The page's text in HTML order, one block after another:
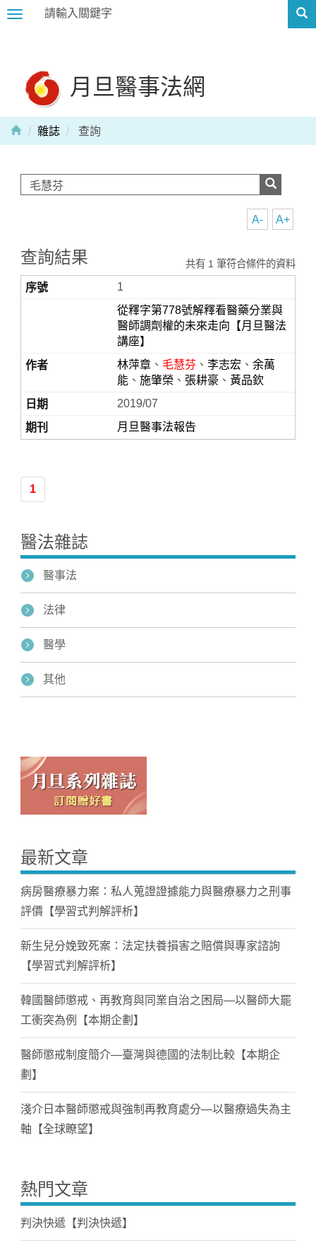
Toggle
月旦醫事法網
Home
雜誌 查詢
A+
A-
查詢結果 共有 1 筆符合條件的資料
1
從釋字第778號解釋看醫藥分業與
醫師調劑權的未來走向【月旦醫法
講座】
林萍章、 毛慧芬、 李志宏 、 余萬
能 、 施肇榮 、 張耕豪 、 黃品欽
2019/07
月旦醫事法報告
1
醫法雜誌
醫事法
法律
醫學
其他
最新文章
病房醫療暴力案：私人蒐證證據能力與醫療暴力之刑事
評價【學習式判解評析】
新生兒分娩致死案：法定扶養損害之賠償與專家諮詢
【學習式判解評析】
韓國醫師懲戒、再教育與同業自治之困局—以醫師大罷
工衝突為例【本期企劃】
醫師懲戒制度簡介—臺灣與德國的法制比較【本期企
劃】
淺介日本醫師懲戒與強制再教育處分—以醫療過失為主
軸【全球瞭望】
熱門文章
判決快遞【判決快遞】